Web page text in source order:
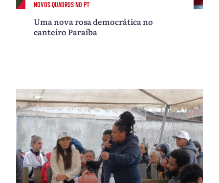
NOVOS QUADROS NO PT
Uma nova rosa democrática no
canteiro Paraíba